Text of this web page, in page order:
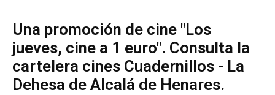
Una promoción de cine "Los
jueves, cine a 1 euro". Consulta la
cartelera cines Cuadernillos - La
Dehesa de Alcalá de Henares.